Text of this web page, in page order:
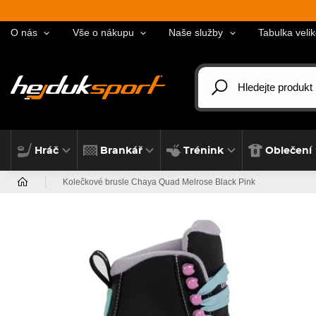
O nás Vše o nákupu Naše služby Tabulka
Hráč Brankář Trénink Oblečení
Kolečkové brusle Chaya Quad Melrose Black Pink